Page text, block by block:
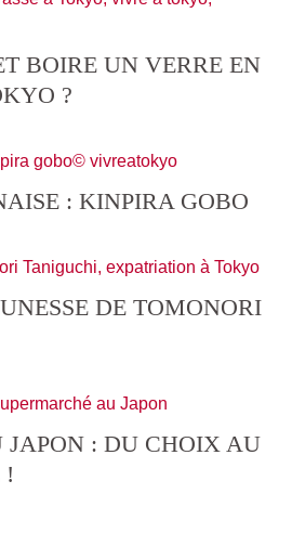
BOIRE UN VERRE EN
?
: KINPIRA GOBO
DE TOMONORI
JAPON : DU CHOIX AU
!